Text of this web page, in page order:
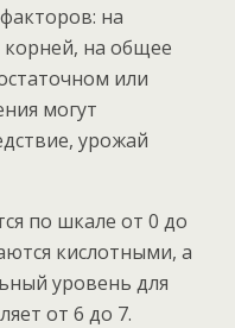
на
корней, на общее
или
могут
урожай
по шкале от 0 до
кислотными, а
уровень для
от 6 до 7.